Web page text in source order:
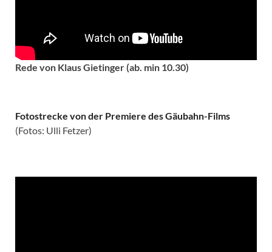
Rede von Klaus Gietinger (ab. min 10.30)
Fotostrecke von der Premiere des Gäubahn-Films
(Fotos: Ulli Fetzer)